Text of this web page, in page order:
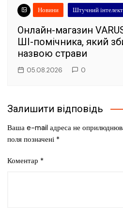
Новини Штучний інтелект
Онлайн-магазин
ШІ-помічника, який
назвою страви
05.08.2026 0
Залишити відповідь
Ваша e-mail адреса не
поля позначені *
Коментар *